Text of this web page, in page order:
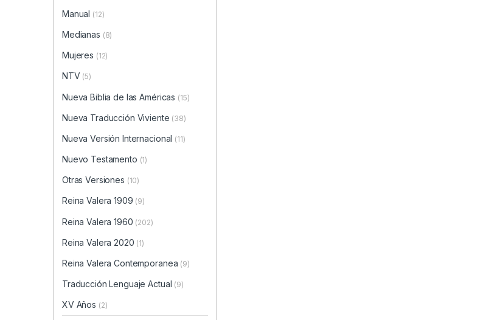
Manual (12)
Medianas (8)
Mujeres (12)
NTV (5)
Nueva Biblia de las Américas (15)
Nueva Traducción Viviente (38)
Nueva Versión Internacional (11)
Nuevo Testamento (1)
Otras Versiones (10)
Reina Valera 1909 (9)
Reina Valera 1960 (202)
Reina Valera 2020 (1)
Reina Valera Contemporanea (9)
Traducción Lenguaje Actual (9)
XV Años (2)